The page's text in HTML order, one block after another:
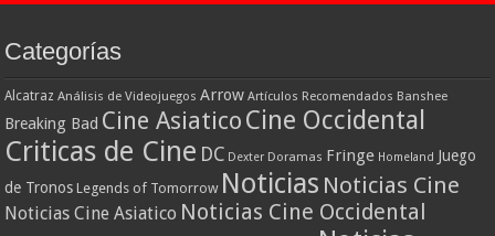
Categorías
Alcatraz Análisis de Videojuegos Arrow Artículos Recomendados Banshee
Breaking Bad Cine AsiaticoCine Occidental
Criticas de Cine DC Dexter Doramas Fringe Homeland Juego
de Tronos Legends of Tomorrow Noticias Noticias Cine
Noticias Cine Asiatico Noticias Cine Occidental